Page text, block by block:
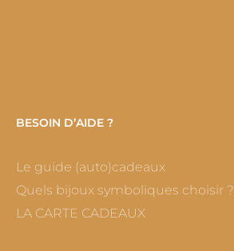
BESOIN D’AIDE ?
Le guide (auto)cadeaux
Quels bijoux symboliques choisir ?
LA CARTE CADEAUX